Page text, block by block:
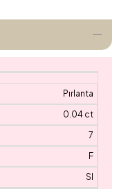
Pırlanta
0.04 ct
7
F
SI